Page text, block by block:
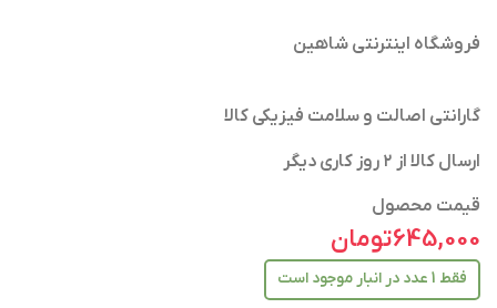
فروشگاه اینترنتی شاهین
گارانتی اصالت و سلامت فیزیکی کالا
ارسال کالا از ۲ روز کاری دیگر
قیمت محصول
645,000تومان
فقط 1 عدد در انبار موجود است